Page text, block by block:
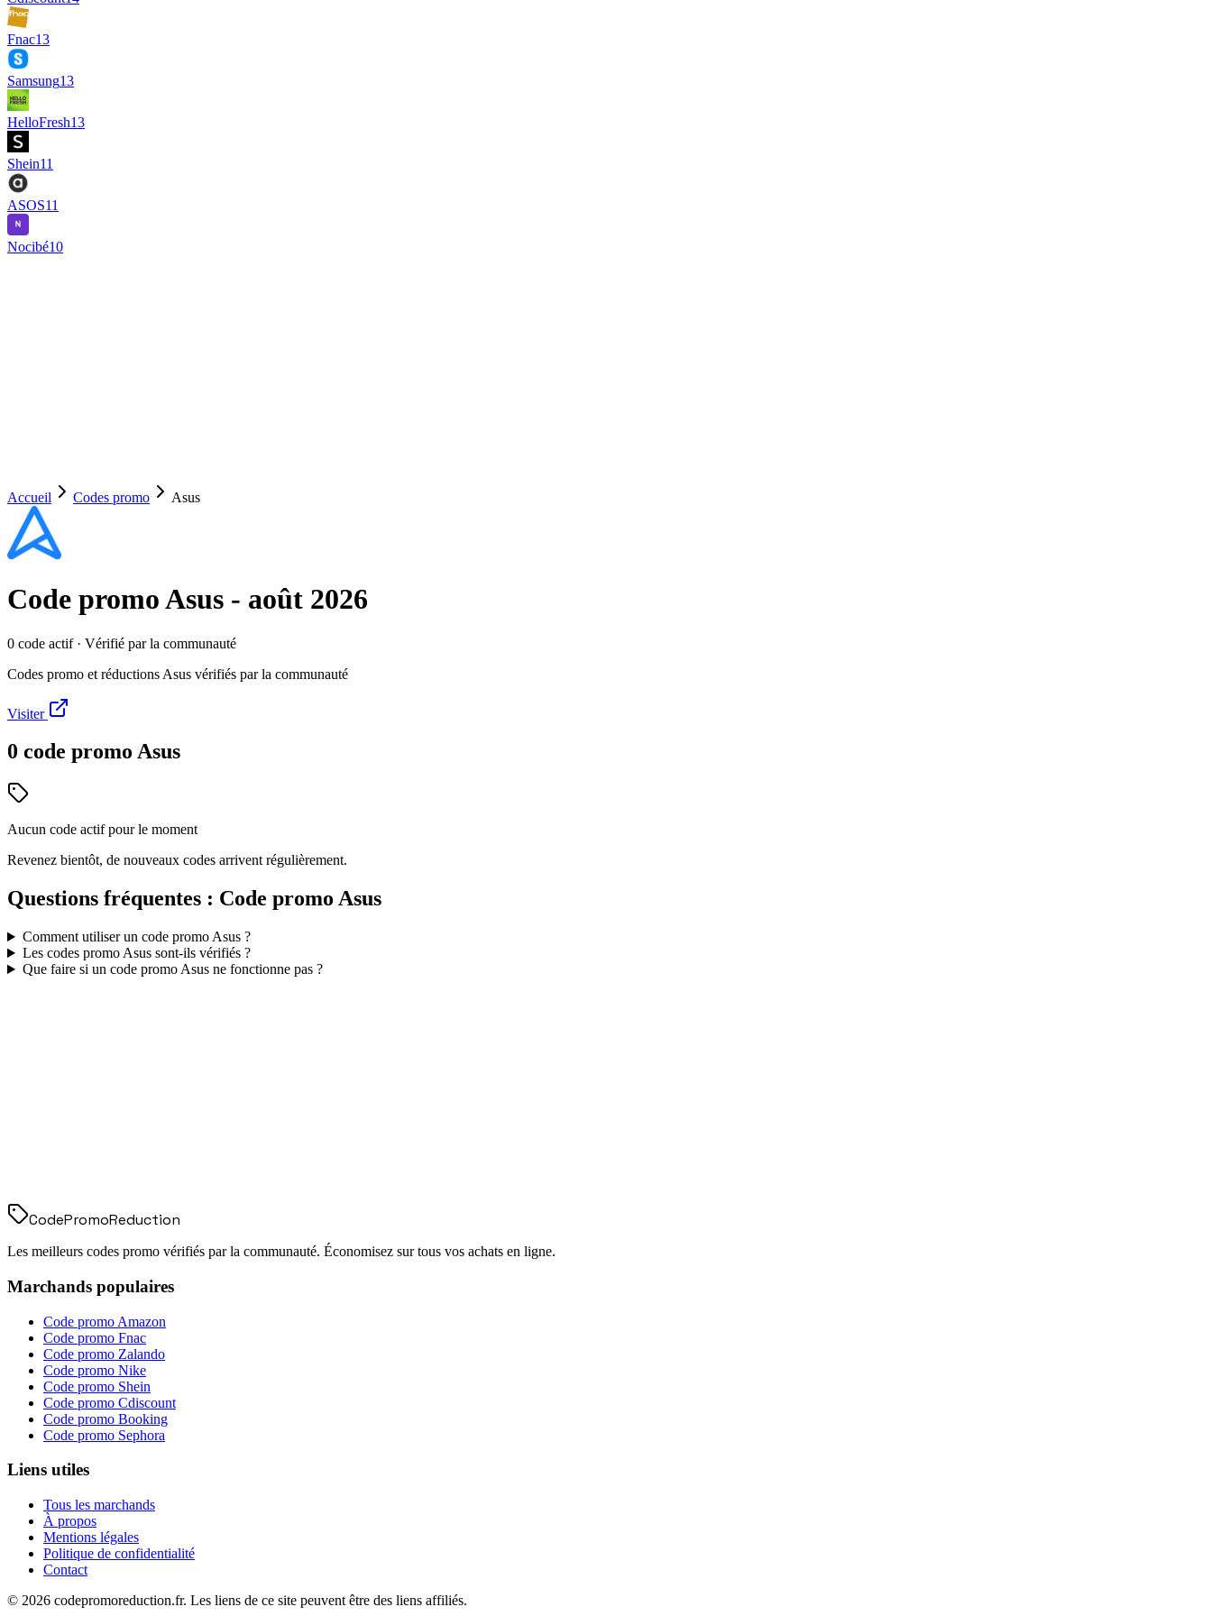
Fnac13
Samsung13
HelloFresh13
Shein11
ASOS11
Nocibé10
Accueil Codes promo Asus
Code promoAsus - août 2026
0 code actif· Vérifié par la communauté
Codes promo et réductions Asus vérifiés par la communauté
Visiter
0 code promo Asus
Aucun code actif pour le moment
Revenez bientôt, de nouveaux codes arrivent régulièrement.
Questions fréquentes : Code promo Asus
Comment utiliser un code promo Asus?
Les codes promo Asussont-ils vérifiés ?
Que faire si un code promo Asusne fonctionne pas ?
CodePromoReduction
Les meilleurs codes promo vérifiés par la communauté. Économisez sur tous vos achats en ligne.
Marchands populaires
Code promo Amazon
Code promo Fnac
Code promo Zalando
Code promo Nike
Code promo Shein
Code promo Cdiscount
Code promo Booking
Code promo Sephora
Liens utiles
Tous les marchands
À propos
Mentions légales
Politique de confidentialité
Contact
© 2026 codepromoreduction.fr. Les liens de ce site peuvent être des liens affiliés.